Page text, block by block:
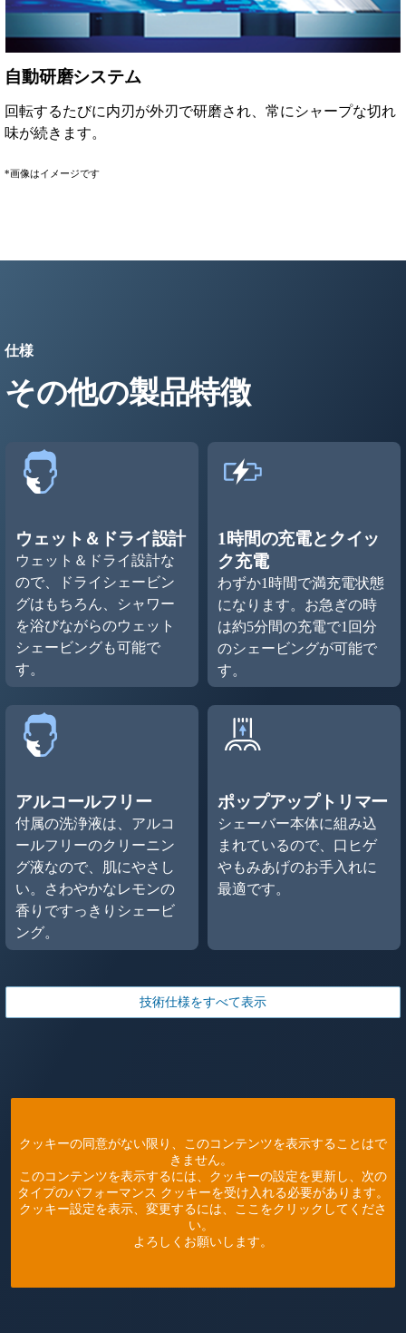
自動研磨システム
回転するたびに内刃が外刃で研磨され、常にシャープな切れ
味が続きます。
*画像はイメージです
仕様
その他の製品特徴
ウェット＆ドライ設計
ウェット＆ドライ設計な
ので、ドライシェービン
グはもちろん、シャワー
を浴びながらのウェット
シェービングも可能で
す。
1時間の充電とクイッ
ク充電
わずか1時間で満充電状態
になります。お急ぎの時
は約5分間の充電で1回分
のシェービングが可能で
す。
アルコールフリー
付属の洗浄液は、アルコ
ールフリーのクリーニン
グ液なので、肌にやさし
い。さわやかなレモンの
香りですっきりシェービ
ング。
ポップアップトリマー
シェーバー本体に組み込
まれているので、口ヒゲ
やもみあげのお手入れに
最適です。
技術仕様をすべて表示
クッキーの同意がない限り、このコンテンツを表示することはで
きません。
このコンテンツを表示するには、クッキーの設定を更新し、次の
タイプのパフォーマンス クッキーを受け入れる必要があります。
クッキー設定を表示、変更するには、ここをクリックしてくださ
い。
よろしくお願いします。